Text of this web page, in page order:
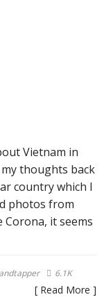
Vietnam in
thoughts back
country which I
photos from
it seems
andtapper 6.1K
[ Read More ]